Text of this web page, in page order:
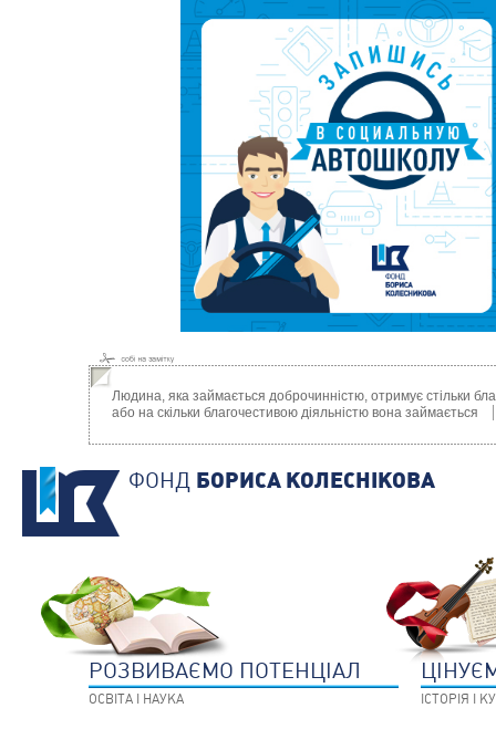
Людина, яка займається доброчинністю, отримує стільки
або на скільки благочестивою діяльністю вона займається
ФОНД БОРИСА КОЛЕСНIКОВА
РОЗВИВАЄМО ПОТЕНЦIАЛ
ОСВIТА I НАУКА IСТОРIЯ I